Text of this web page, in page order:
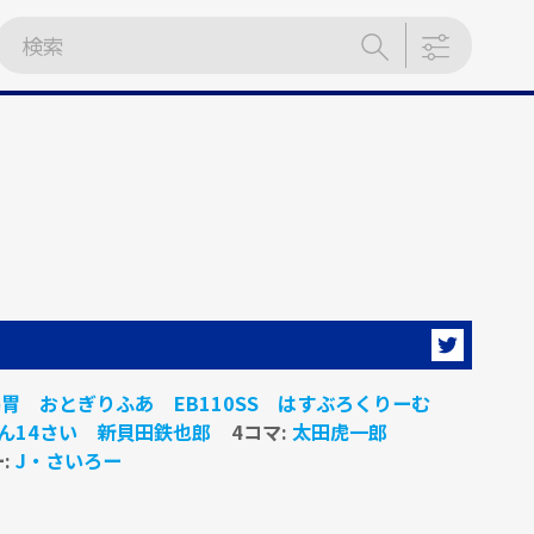
おとぎりふあ EB110SS
はすぶろくりーむ
14さい 新貝田鉄也郎 4コマ: 太田虎一郎
: J・さいろー